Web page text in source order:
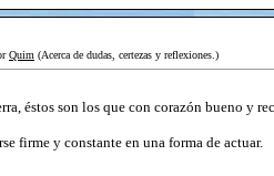
Quim (Acerca de dudas, certezas y reflexiones.)
éstos son los que con corazón bueno y
firme y constante en una forma de actuar.